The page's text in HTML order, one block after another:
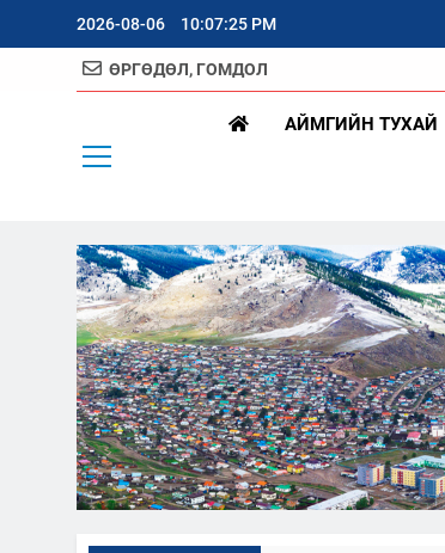
2026-08-06 10:07:26 PM
ӨРГӨДӨЛ, ГОМДОЛ
АЙМГИЙН ТУХАЙ